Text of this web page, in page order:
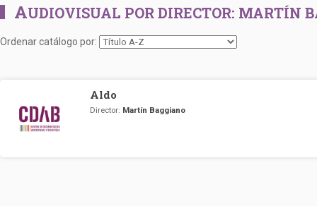
AUDIOVISUAL POR DIRECTOR: MARTÍN
Ordenar catálogo por:
Aldo
Director: Martín Baggiano